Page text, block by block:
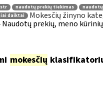
str naudotų prekių tiekimas
daiktai Mokesčių žinyno
prekių, meno
mokesčių